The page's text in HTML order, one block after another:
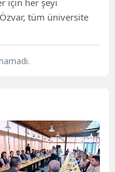
için her şeyi
tüm üniversite